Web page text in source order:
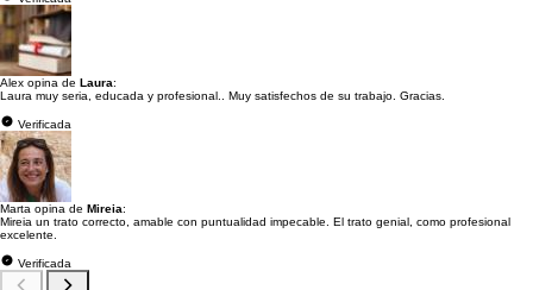
Alex opina de Laura:
Laura muy seria, educada y profesional.. Muy satisfechos de su trabajo. Gracias.
Verificada
Marta opina de Mireia:
Mireia un trato correcto, amable con puntualidad impecable. El trato genial, como profesional
excelente.
Verificada